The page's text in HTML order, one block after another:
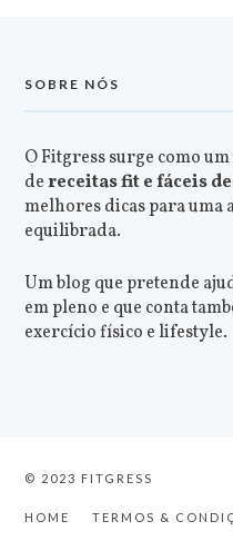
SOBRE NÓS
O Fitgress surge como
dereceitas fit e fáceis
melhores dicas para uma
equilibrada.
Um blog que pretende
em pleno e que conta
exercício físico e lifestyle.
© 2023 FITGRESS
HOME TERMOS &